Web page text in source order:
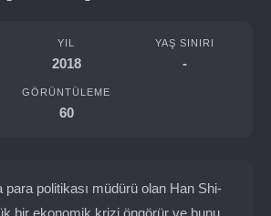
YIL
2018
YAŞ SINIRI
-
GÖRÜNTÜLEME
60
para politikası müdürü olan Han Shi-
bir ekonomik krizi öngörür ve bunu